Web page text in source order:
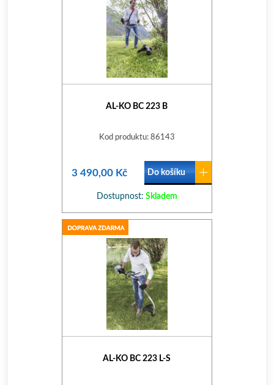
AL-KO BC 223 B
Kod produktu: 86143
3 490,00 Kč Do košíku
Dostupnost: Skladem
AL-KO BC 223 L-S